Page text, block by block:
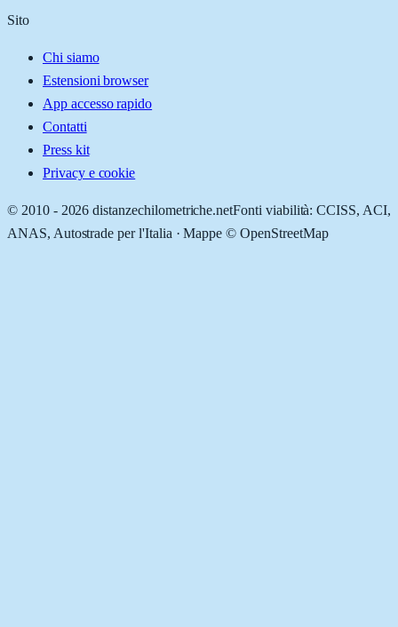
Sito
Chi siamo
Estensioni browser
App accesso rapido
Contatti
Press kit
Privacy e cookie
© 2010 - 2026 distanzechilometriche.netFonti viabilità: CCISS, ACI,
ANAS, Autostrade per l'Italia · Mappe © OpenStreetMap